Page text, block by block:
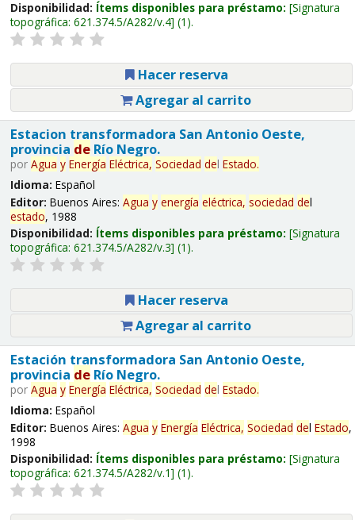
Disponibilidad: Ítems disponibles para préstamo: Signatura
topográfica: 621.374.5/A282/v.4 (1).
Hacer reserva
Agregar al carrito
Estacion transformadora San Antonio Oeste,
provincia deRío Negro.
por Agua y Energía Eléctrica, Sociedad del Estado.
Idioma: Español
Editor: Buenos Aires: Agua y energía eléctrica, sociedad del
estado, 1988
Disponibilidad: Ítems disponibles para préstamo: Signatura
topográfica: 621.374.5/A282/v.3 (1).
Hacer reserva
Agregar al carrito
Estación transformadora San Antonio Oeste,
provincia deRío Negro.
por Agua y Energía Eléctrica, Sociedad del Estado.
Idioma: Español
Editor: Buenos Aires: Agua y Energía Eléctrica, Sociedad del Estado,
1998
Disponibilidad: Ítems disponibles para préstamo: Signatura
topográfica: 621.374.5/A282/v.1 (1).